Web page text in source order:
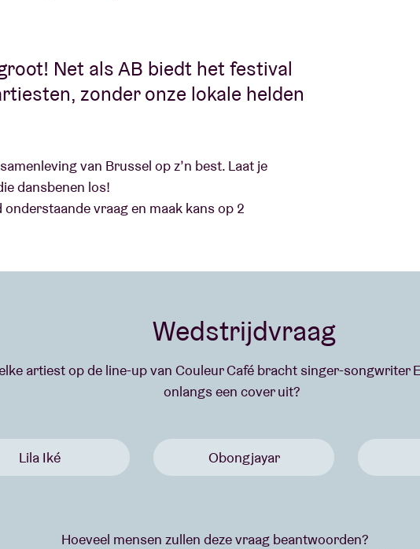
Net als AB biedt het festival
zonder onze lokale helden
van Brussel op z’n best. Laat je
dansbenen los!
vraag en maak kans op 2
Wedstrijdvraag
artiest op de line-up van Couleur Café bracht singer-songwriter
onlangs een cover uit?
Lila Iké Obongjayar
Hoeveel mensen zullen deze vraag beantwoorden?